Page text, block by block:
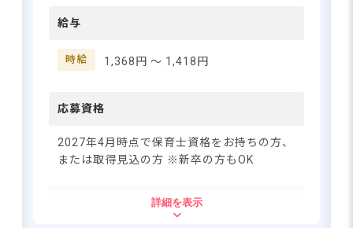
時点での取得見込みがあれば
してご応募ください◎ ーー
【あなたのペースで無理な
境】 短時間勤務なら時給1,368
1,418円と、働き方に応じてし
っかり還元される給与体系が
で、遠方からの通勤でも安心
給与
時給 1,368円 〜 1,418円
応募資格
2027年4月時点で保育士資格をお持ちの方、
または取得見込の方 ※新卒の方もOK
詳細を表示